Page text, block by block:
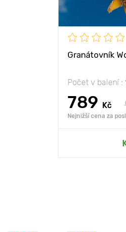
Granátovník
Počet v balení :
789 Kč
Nejnižší cena za